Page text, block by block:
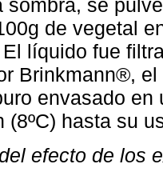
sombra, se
de vegetal
líquido fue
Brinkmann®,
envasado
(8ºC) hasta su
efecto de los